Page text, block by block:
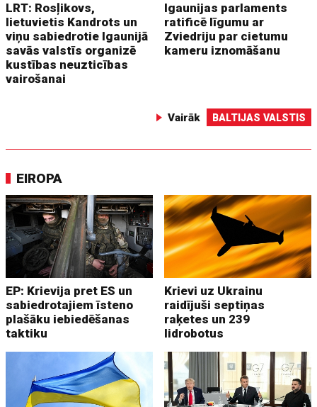
LRT: Rosļikovs,
lietuvietis Kandrots un
viņu sabiedrotie Igaunijā
savās valstīs organizē
kustības neuzticības
vairošanai
Igaunijas parlaments
ratificē līgumu ar
Zviedriju par cietumu
kameru iznomāšanu
Vairāk BALTIJAS VALSTIS
EIROPA
EP: Krievija pret ES un
sabiedrotajiem īsteno
plašāku iebiedēšanas
taktiku
Krievi uz Ukrainu
raidījuši septiņas
raķetes un 239
lidrobotus